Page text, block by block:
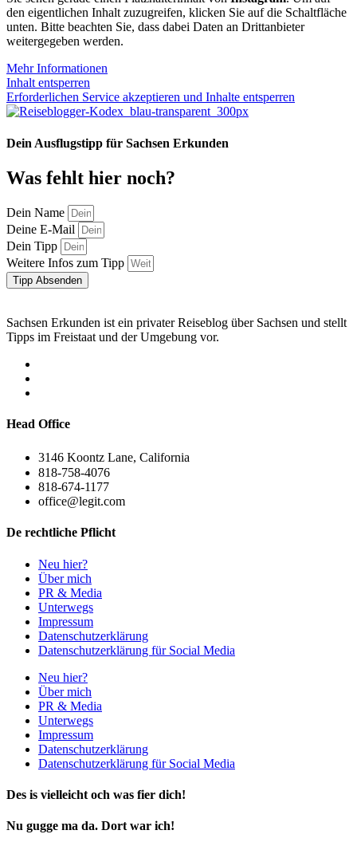
den eigentlichen Inhalt zuzugreifen, klicken Sie auf die Schaltfläche
unten. Bitte beachten Sie, dass dabei Daten an Drittanbieter
weitergegeben werden.
Mehr Informationen
Inhalt entsperren
Erforderlichen Service akzeptieren und Inhalte entsperren
Dein Ausflugstipp für Sachsen Erkunden
Was fehlt hier noch?
Dein Name
Deine E-Mail
Dein Tipp
Weitere Infos zum Tipp
Tipp Absenden
Sachsen Erkunden ist ein privater Reiseblog über Sachsen und stellt
Tipps im Freistaat und der Umgebung vor.
Head Office
3146 Koontz Lane, California
818-758-4076
818-674-1177
office@legit.com
De rechtliche Pflicht
Neu hier?
Über mich
PR & Media
Unterwegs
Impressum
Datenschutzerklärung
Datenschutzerklärung für Social Media
Neu hier?
Über mich
PR & Media
Unterwegs
Impressum
Datenschutzerklärung
Datenschutzerklärung für Social Media
Des is vielleicht och was fier dich!
Nu gugge ma da. Dort war ich!